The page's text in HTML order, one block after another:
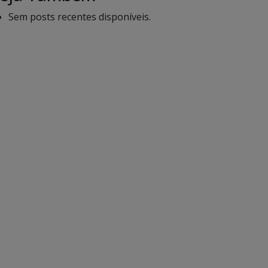
Sem posts recentes disponíveis.